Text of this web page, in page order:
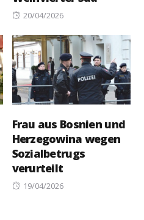
Posted
20/04/2026
Frau aus Bosnien und
Herzegowina wegen
Sozialbetrugs
verurteilt
Posted
19/04/2026